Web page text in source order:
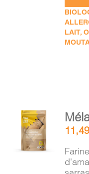
LAIT,
AJOUTER
AU
PANIER